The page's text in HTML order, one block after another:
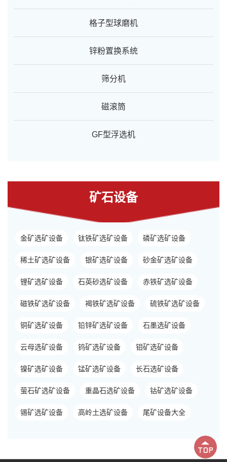
格子型球磨机
锌粉置换系统
筛分机
磁滚筒
GF型浮选机
矿石设备
金矿选矿设备 钛铁矿选矿设备 磷矿选矿设备
稀土矿选矿设备 银矿选矿设备 砂金矿选矿设备
锂矿选矿设备 石英砂选矿设备 赤铁矿选矿设备
磁铁矿选矿设备 褐铁矿选矿设备 硫铁矿选矿设备
铜矿选矿设备 铅锌矿选矿设备 石墨选矿设备
云母选矿设备 钨矿选矿设备 钼矿选矿设备
镍矿选矿设备 锰矿选矿设备 长石选矿设备
萤石矿选矿设备 重晶石选矿设备 钴矿选矿设备
锡矿选矿设备 高岭土选矿设备 尾矿设备大全